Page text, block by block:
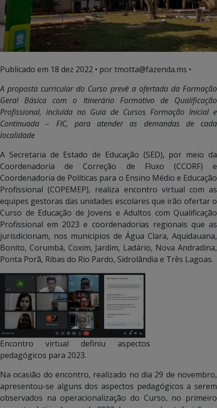
Publicado em 18 dez 2022 • por tmotta@fazenda.ms •
A proposta curricular do Curso prevê a ofertada da Formação
Geral Básica com o Itinerário Formativo de Qualificação
Profissional, incluída no Guia de Cursos Formação Inicial e
Continuada – FIC, para atender as demandas de cada
localidade
A Secretaria de Estado de Educação (SED), por meio da
Coordenadoria de Correção de Fluxo (CCORF) e
Coordenadoria de Políticas para o Ensino Médio e Educação
Profissional (COPEMEP), realiza encontro virtual com as
equipes gestoras das unidades escolares que irão ofertar o
Curso de Educação de Jovens e Adultos com Qualificação
Profissional em 2023 e coordenadorias regionais que as
jurisdicionam, nos municípios de Água Clara, Aquidauana,
Bonito, Corumbá, Coxim, Jardim, Ladário, Nova Andradina,
Ponta Porã, Ribas do Rio Pardo, Sidrolândia e Três Lagoas.
Encontro virtual definiu aspectos
pedagógicos para 2023.
Na ocasião do encontro, realizado no dia 29 de novembro,
apresentou-se alguns dos aspectos pedagógicos a serem
observados na operacionalização do Curso, no primeiro